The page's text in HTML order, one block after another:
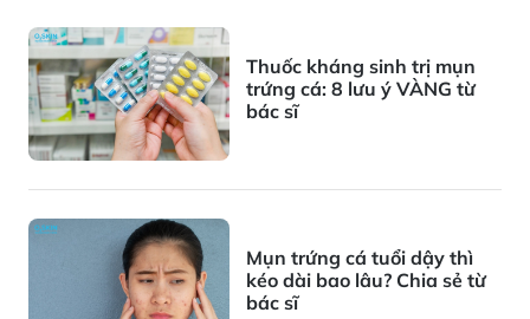
Thuốc kháng sinh trị mụn
trứng cá: 8 lưu ý VÀNG từ
bác sĩ
Mụn trứng cá tuổi dậy thì
kéo dài bao lâu? Chia sẻ từ
bác sĩ